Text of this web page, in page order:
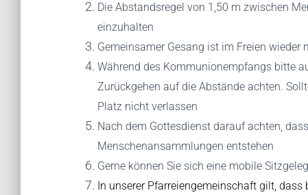
Die Abstandsregel von 1,50 m zwischen
einzuhalten
Gemeinsamer Gesang ist im Freien wieder
Während des Kommunionempfangs bitte
Zurückgehen auf die Abstände achten.
Platz nicht verlassen
Nach dem Gottesdienst darauf achten,
Menschenansammlungen entstehen
Gerne können Sie sich eine mobile
In unserer Pfarreiengemeinschaft gilt,